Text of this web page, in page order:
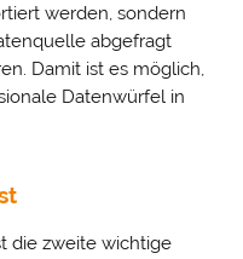
werden, sondern
abgefragt
Damit ist es möglich,
Datenwürfel in
die zweite wichtige